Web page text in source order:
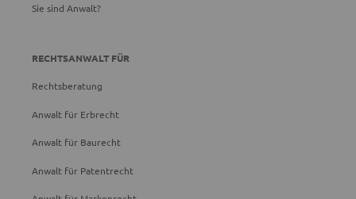
Sie sind Anwalt?
RECHTSANWALT FÜR
Rechtsberatung
Anwalt für Erbrecht
Anwalt für Baurecht
Anwalt für Patentrecht